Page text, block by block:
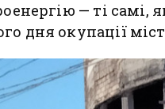
— ті самі,
дня окупації